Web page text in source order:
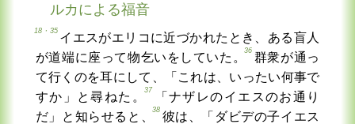
ルカによる福音
18・35
イエスがエリコに近づかれたとき、ある盲人
が道端に座って物乞いをしていた。
36
群衆が通っ
て行くのを耳にして、「これは、いったい何事で
すか」と尋ねた。
37
「ナザレのイエスのお通り
だ」と知らせると、
38
彼は、「ダビデの子イエス